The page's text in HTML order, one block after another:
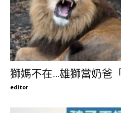
獅媽不在…雄獅當奶爸
editor -